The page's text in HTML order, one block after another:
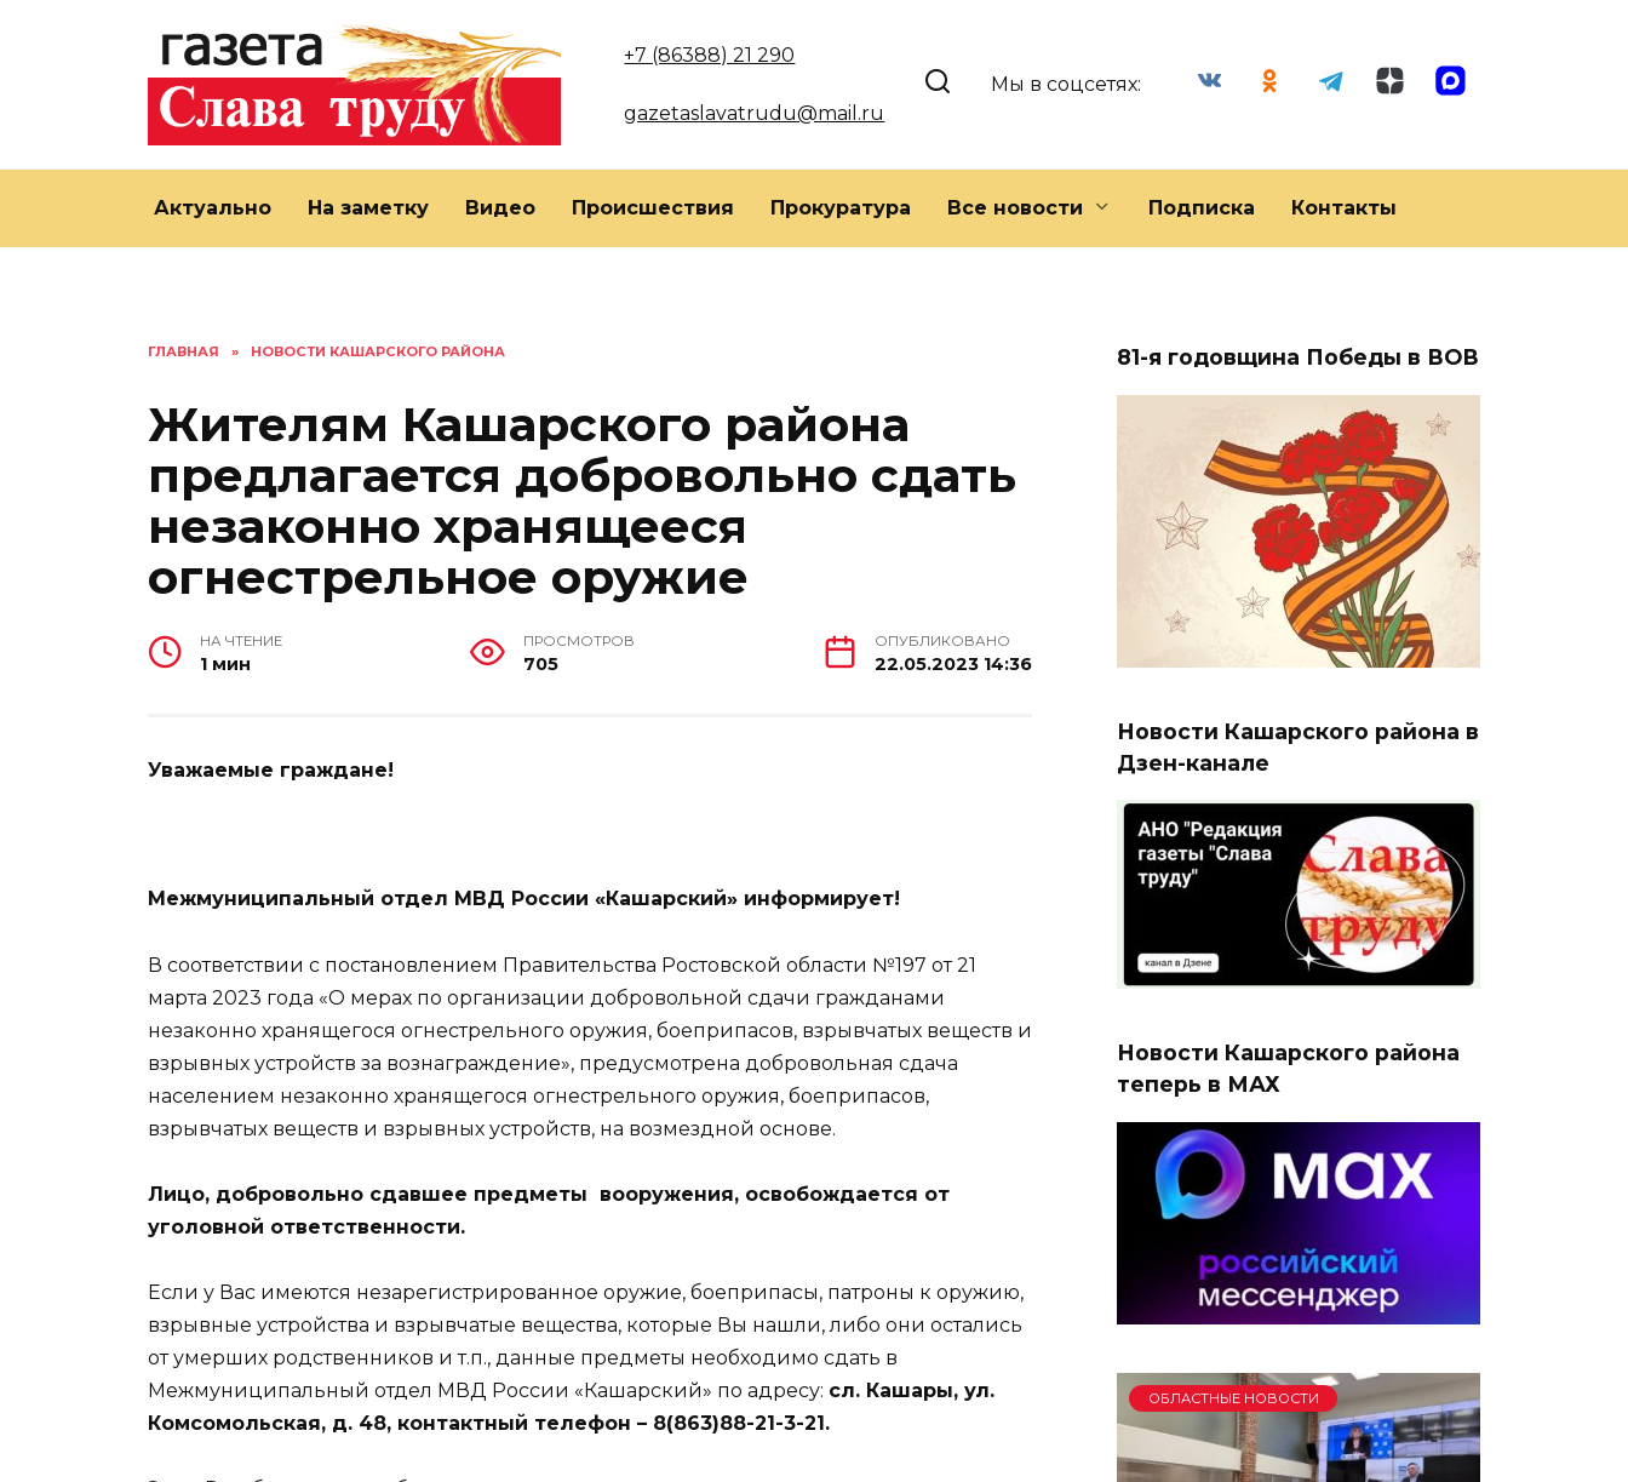
+7 (86388) 21 290
gazetaslavatrudu@mail.ru
Мы в соцсетях:
Актуально На заметку Видео Происшествия Прокуратура Все новости Подписка Контакты
ГЛАВНАЯ » НОВОСТИ КАШАРСКОГО РАЙОНА
Жителям Кашарского района
предлагается добровольно сдать
незаконно хранящееся
огнестрельное оружие
НА ЧТЕНИЕ
1 мин
ПРОСМОТРОВ
705
ОПУБЛИКОВАНО
22.05.2023 14:36
Уважаемые граждане!
Межмуниципальный отдел МВД России «Кашарский» информирует!
В соответствии с постановлением Правительства Ростовской области №197 от 21
марта 2023 года «О мерах по организации добровольной сдачи гражданами
незаконно хранящегося огнестрельного оружия, боеприпасов, взрывчатых веществ и
взрывных устройств за вознаграждение», предусмотрена добровольная сдача
населением незаконно хранящегося огнестрельного оружия, боеприпасов,
взрывчатых веществ и взрывных устройств, на возмездной основе.
Лицо, добровольно сдавшее предметы вооружения, освобождается от
уголовной ответственности.
Если у Вас имеются незарегистрированное оружие, боеприпасы, патроны к оружию,
взрывные устройства и взрывчатые вещества, которые Вы нашли, либо они остались
от умерших родственников и т.п., данные предметы необходимо сдать в
Межмуниципальный отдел МВД России «Кашарский» по адресу: сл. Кашары, ул.
Комсомольская, д. 48, контактный телефон – 8(863)88-21-3-21.
81-я годовщина Победы в ВОВ
Новости Кашарского района в
Дзен-канале
Новости Кашарского района
теперь в МАХ
ОБЛАСТНЫЕ НОВОСТИ